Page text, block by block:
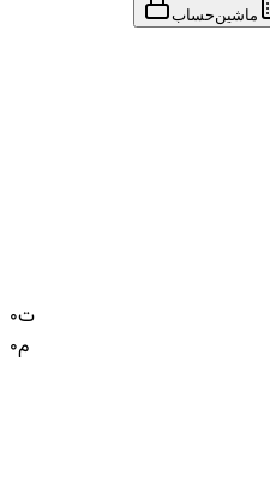
ماشین‌حساب
0ت
0م